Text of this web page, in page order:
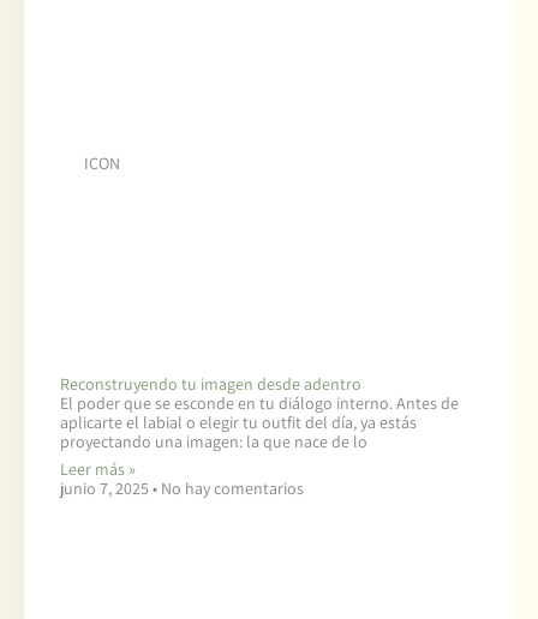
ICON
Reconstruyendo tu imagen desde adentro
El poder que se esconde en tu diálogo interno. Antes de
aplicarte el labial o elegir tu outfit del día, ya estás
proyectando una imagen: la que nace de lo
Leer más »
junio 7, 2025
No hay comentarios